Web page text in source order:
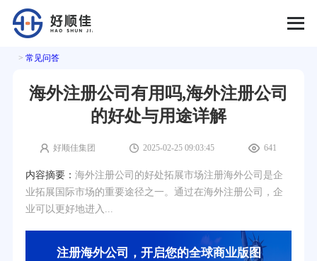
> 常见问答
海外注册公司有用吗,海外注册公司
的好处与用途详解
好顺佳集团 2025-02-25 09:03:45 641
内容摘要： 海外注册公司的好处拓展市场注册海外公司是企
业拓展国际市场的重要途径之一。通过在海外注册公司，企
业可以更好地进入...
注册海外公司，开启您的全球商业版图